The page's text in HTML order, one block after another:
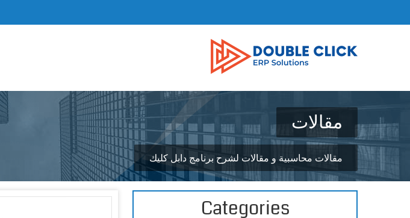
مقالات
مقالات محاسبية و مقالات لشرح برنامج دابل كليك
Categories